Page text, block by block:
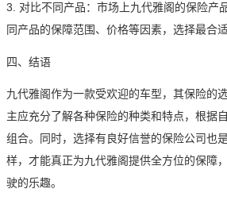
3. 对比不同产品：市场上九代雅阁的保险产
同产品的保障范围、价格等因素，选择最合适
四、结语
九代雅阁作为一款受欢迎的车型，其保险的
主应充分了解各种保险的种类和特点，根据
组合。同时，选择有良好信誉的保险公司也
样，才能真正为九代雅阁提供全方位的保障
驶的乐趣。